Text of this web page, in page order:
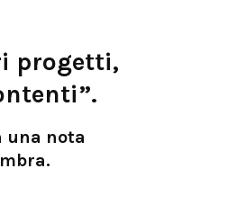
progetti,
una nota